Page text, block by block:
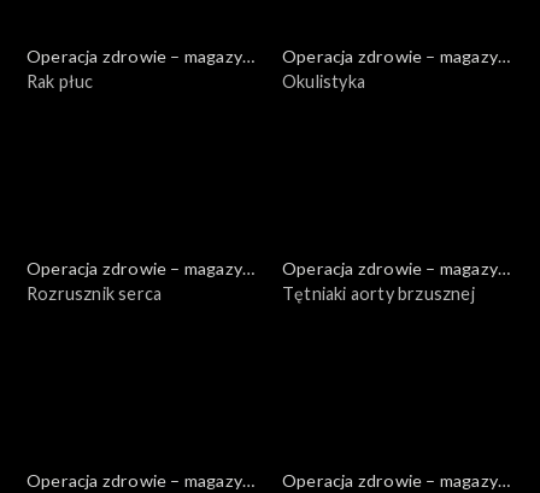
Operacja zdrowie – magazyn
medyczny
Rak płuc
Operacja zdrowie – magazyn
medyczny
Okulistyka
Operacja zdrowie – magazyn
medyczny
Rozrusznik serca
Operacja zdrowie – magazyn
medyczny
Tętniaki aorty brzusznej
Operacja zdrowie – magazyn
Operacja zdrowie – magazyn